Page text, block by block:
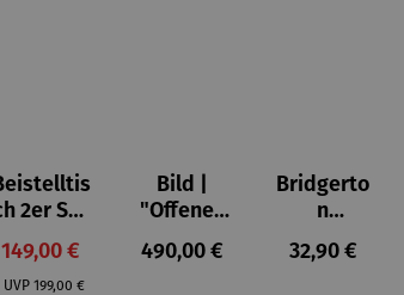
2er Set
– Dalias
Verkaufspreis:
149,00 €
UVP Regulärer Preis:
199,00 €
Bild |
"Offenes
Fenster in
Collioure"
Regulärer Preis:
490,00 €
Bridgerto
n
Espresso
becher
Regulärer
32,90 €